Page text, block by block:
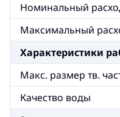
Номинальный
Максимальный
Xарактеристики
Макс. размер тв.
Качество воды